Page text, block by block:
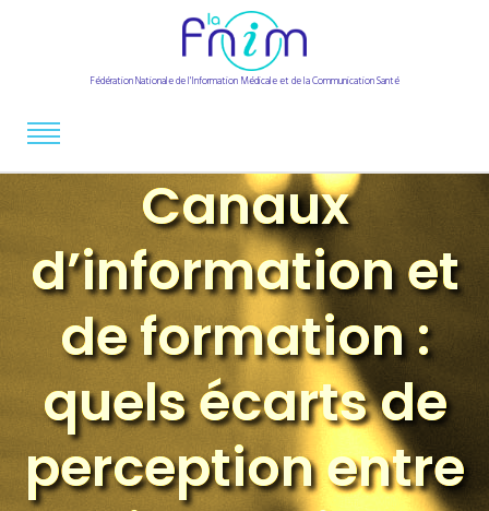
Fédération Nationale de l'Information Médicale et de la Communication Santé
Canaux
d’information et
de formation :
quels écarts de
perception entre